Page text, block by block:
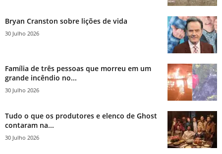
Bryan Cranston sobre lições de vida
30 Julho 2026
Família de três pessoas que morreu em um
grande incêndio no...
30 Julho 2026
Tudo o que os produtores e elenco de Ghost
contaram na...
30 Julho 2026